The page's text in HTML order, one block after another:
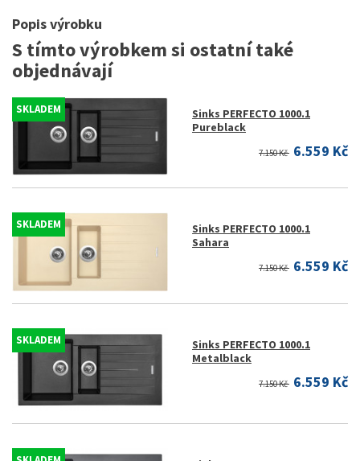
Popis výrobku
S tímto výrobkem si ostatní také
objednávají
SKLADEM
Sinks PERFECTO 1000.1
Pureblack
7.150 Kč 6.559 Kč
SKLADEM
Sinks PERFECTO 1000.1
Sahara
7.150 Kč 6.559 Kč
SKLADEM
Sinks PERFECTO 1000.1
Metalblack
7.150 Kč 6.559 Kč